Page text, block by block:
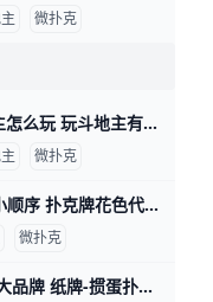
微扑克
扑克牌斗地主怎么玩 玩斗地主有哪些小技巧 斗地主游戏玩法指南 扑克牌斗地主是一种三人玩的争先型牌类游戏，每局牌有一个玩家是“地主”，独自对抗另两个组成同盟的玩家。斗地主玩法比较简单，发牌时，庄家先从牌堆
微扑克
扑克牌花色大小顺序 扑克牌花色代表什么人 扑克牌分为四种花色：黑桃、方块、梅花和红桃，但各国人民都以本国民族文化对四种花色给予不同的文化阐述，比如说，中国人将四种花色理解为春、夏、秋
微扑克
2024年扑克十大品牌 纸牌-掼蛋扑克品牌排行，微扑克牌哪个牌子好 2024年扑克十大品牌 十大扑克品牌排行榜，纸牌-掼蛋扑克品牌排行，扑克牌哪个牌子好 扑克什么牌子好？经专业评测的2024年扑克十大品牌名单发布